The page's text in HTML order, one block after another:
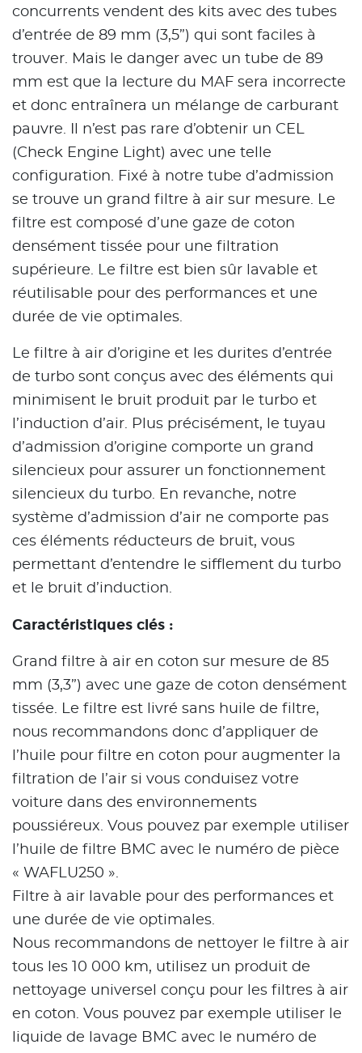
concurrents vendent des kits avec des tubes
d’entrée de 89 mm (3,5”) qui sont faciles à
trouver. Mais le danger avec un tube de 89
mm est que la lecture du MAF sera incorrecte
et donc entraînera un mélange de carburant
pauvre. Il n’est pas rare d’obtenir un CEL
(Check Engine Light) avec une telle
configuration. Fixé à notre tube d’admission
se trouve un grand filtre à air sur mesure. Le
filtre est composé d’une gaze de coton
densément tissée pour une filtration
supérieure. Le filtre est bien sûr lavable et
réutilisable pour des performances et une
durée de vie optimales.
Le filtre à air d’origine et les durites d’entrée
de turbo sont conçus avec des éléments qui
minimisent le bruit produit par le turbo et
l’induction d’air. Plus précisément, le tuyau
d’admission d’origine comporte un grand
silencieux pour assurer un fonctionnement
silencieux du turbo. En revanche, notre
système d’admission d’air ne comporte pas
ces éléments réducteurs de bruit, vous
permettant d’entendre le sifflement du turbo
et le bruit d’induction.
Caractéristiques clés :
Grand filtre à air en coton sur mesure de 85
mm (3,3”) avec une gaze de coton densément
tissée. Le filtre est livré sans huile de filtre,
nous recommandons donc d’appliquer de
l’huile pour filtre en coton pour augmenter la
filtration de l’air si vous conduisez votre
voiture dans des environnements
poussiéreux. Vous pouvez par exemple utiliser
l’huile de filtre BMC avec le numéro de pièce
« WAFLU250 ».
Filtre à air lavable pour des performances et
une durée de vie optimales.
Nous recommandons de nettoyer le filtre à air
tous les 10 000 km, utilisez un produit de
nettoyage universel conçu pour les filtres à air
en coton. Vous pouvez par exemple utiliser le
liquide de lavage BMC avec le numéro de